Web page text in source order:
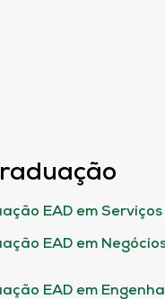
EAD em Serviços
EAD em
EAD em